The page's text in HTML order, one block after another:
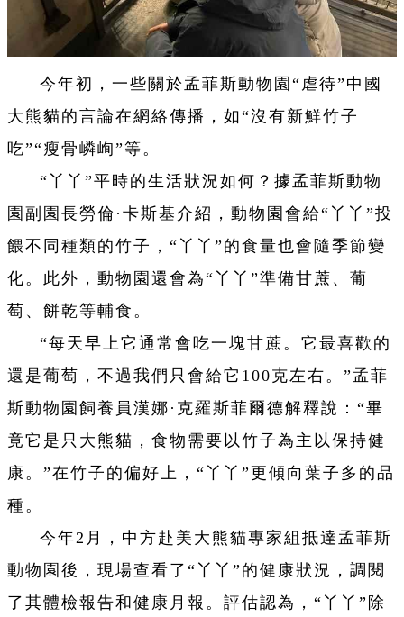
今年初，一些關於孟菲斯動物園“虐待”中國
大熊貓的言論在網絡傳播，如“沒有新鮮竹子
吃”“瘦骨嶙峋”等。
“丫丫”平時的生活狀況如何？據孟菲斯動物
園副園長勞倫·卡斯基介紹，動物園會給“丫丫”投
餵不同種類的竹子，“丫丫”的食量也會隨季節變
化。此外，動物園還會為“丫丫”準備甘蔗、葡
萄、餅乾等輔食。
“每天早上它通常會吃一塊甘蔗。它最喜歡的
還是葡萄，不過我們只會給它100克左右。”孟菲
斯動物園飼養員漢娜·克羅斯菲爾德解釋說：“畢
竟它是只大熊貓，食物需要以竹子為主以保持健
康。”在竹子的偏好上，“丫丫”更傾向葉子多的品
種。
今年2月，中方赴美大熊貓專家組抵達孟菲斯
動物園後，現場查看了“丫丫”的健康狀況，調閱
了其體檢報告和健康月報。評估認為，“丫丫”除